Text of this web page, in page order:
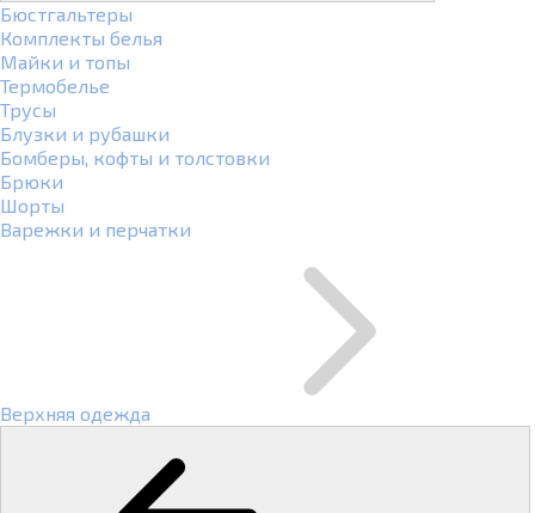
Бюстгальтеры
Комплекты белья
Майки и топы
Термобелье
Трусы
Блузки и рубашки
Бомберы, кофты и толстовки
Брюки
Шорты
Варежки и перчатки
Верхняя одежда